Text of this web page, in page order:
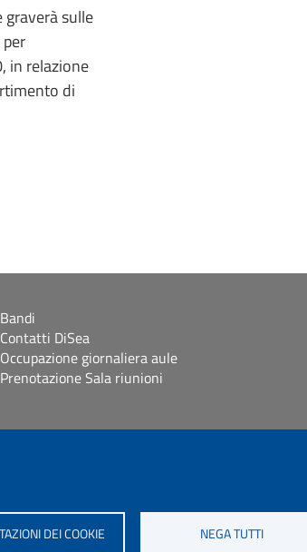
DEI COOKIE NEGA TUTTI
graverà sulle
in relazione
di
Bandi
Contatti DiSea
Occupazione giornaliera aule
Prenotazione Sala riunioni